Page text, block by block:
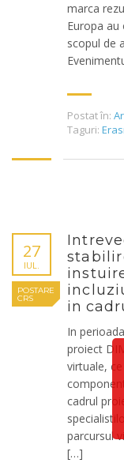
marca
Europa
scopul de
Postat în:
Taguri:
27
IUL.
POSTARE
CRS
in
In
proiect
virtuale,
cadrul
parcursul
[…]